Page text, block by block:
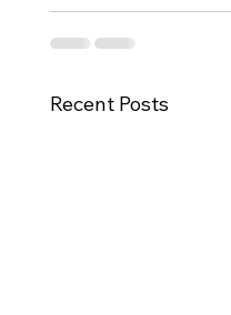
Recent Posts